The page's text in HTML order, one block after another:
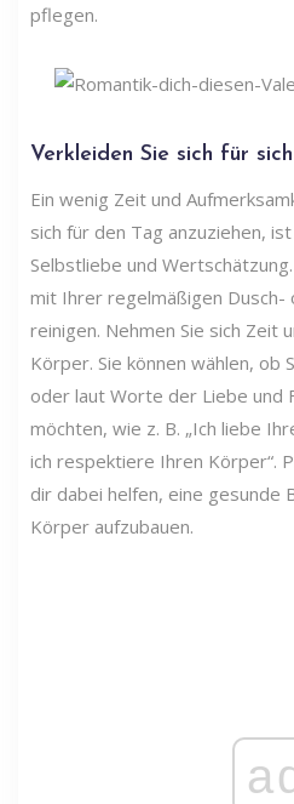
pflegen.
Verkleiden Sie sich für
Ein wenig Zeit und
sich für den Tag anzuziehen,
Selbstliebe und
mit Ihrer regelmäßigen Dusch-
reinigen. Nehmen Sie sich Zeit
Körper. Sie können wählen, ob
oder laut Worte der Liebe und
möchten, wie z. B. „Ich liebe
ich respektiere Ihren Körper“.
dir dabei helfen, eine gesunde
Körper aufzubauen.